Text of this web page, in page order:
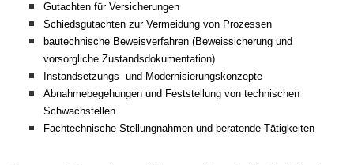
Gutachten für Versicherungen
Schiedsgutachten zur Vermeidung von Prozessen
bautechnische Beweisverfahren (Beweissicherung und
vorsorgliche Zustandsdokumentation)
Instandsetzungs- und Modernisierungskonzepte
Abnahmebegehungen und Feststellung von technischen
Schwachstellen
Fachtechnische Stellungnahmen und beratende Tätigkeiten